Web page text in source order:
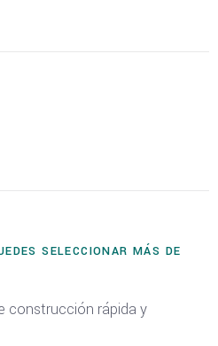
SELECCIONAR MÁS DE
construcción rápida y